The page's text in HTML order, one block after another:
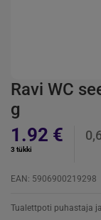
Ravi WC
g
1.92 €
3 tükki
EAN: 5906900219298
Tualettpoti puhastaja